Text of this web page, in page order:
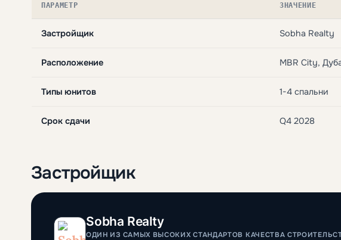
ПАРАМЕТР ЗНАЧЕНИЕ
Застройщик Sobha Realty
Расположение MBR City,
Типы юнитов 1-4 спальни
Срок сдачи Q4 2028
Застройщик
Sobha Realty
ОДИН ИЗ САМЫХ ВЫСОКИХ СТАНДАРТОВ КАЧЕСТВА